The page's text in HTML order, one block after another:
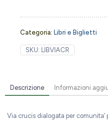
Categoria: Libri e Biglietti
SKU: LIBVIACR
Descrizione Informazioni
Via crucis dialogata per